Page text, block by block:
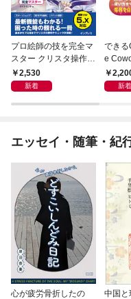
プロ絵師の技を完全マ
スター クリスタ操作術
決定版 改訂2版 CLIP S
TUDIO PAINT PRO/E
2,530
新着
でき
e
新着
エッセイ・随筆・紀
心が疲労骨折したの
中国